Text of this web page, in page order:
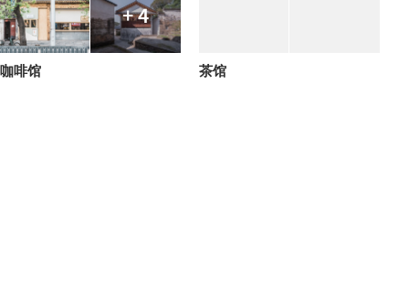
+ 4
咖啡馆 茶馆